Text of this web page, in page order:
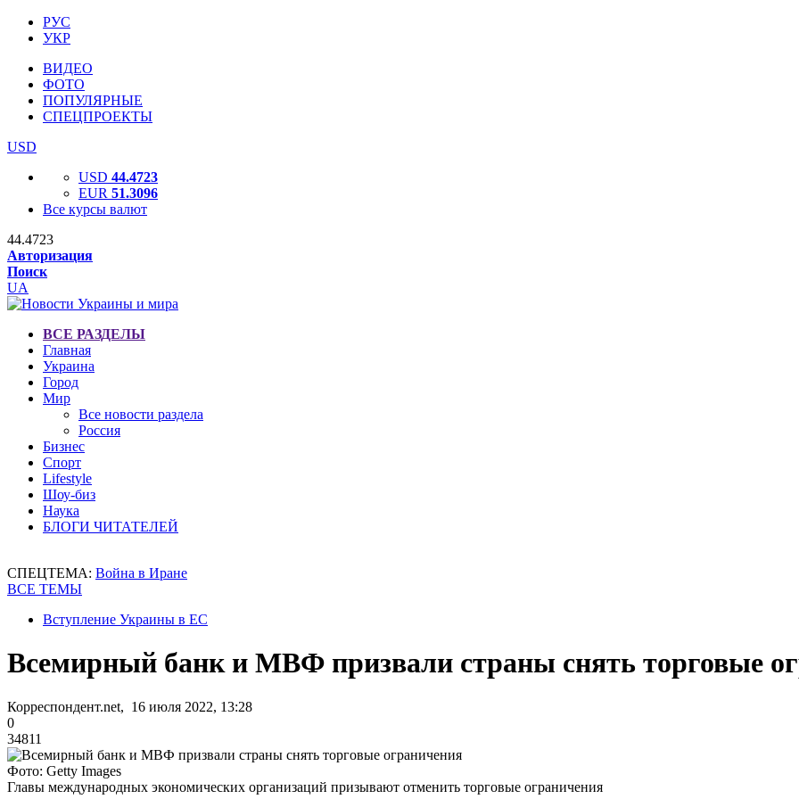
РУС
УКР
ВИДЕО
ФОТО
ПОПУЛЯРНЫЕ
СПЕЦПРОЕКТЫ
USD
USD 44.4723
EUR 51.3096
Все курсы валют
44.4723
Авторизация
Поиск
UA
ВСЕ РАЗДЕЛЫ
Главная
Украина
Город
Мир
Все новости раздела
Россия
Бизнес
Спорт
Lifestyle
Шоу-биз
Наука
БЛОГИ ЧИТАТЕЛЕЙ
СПЕЦТЕМА: Война в Иране
ВСЕ ТЕМЫ
Вступление Украины в ЕС
Всемирный банк и МВФ призвали страны снять торговые
Корреспондент.net, 16 июля 2022, 13:28
0
34811
Фото: Getty Images
Главы международных экономических организаций призывают отменить торговые ограничения